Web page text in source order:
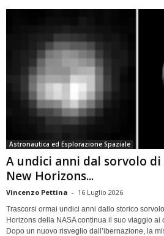
Astronautica ed Esplorazione Spaziale
A undici anni dal sorvolo
New Horizons...
Vincenzo Pettina - 16 Luglio 2026
Trascorsi ormai undici anni dallo storico
Horizons della NASA continua il suo viaggio ai
Dopo un nuovo risveglio dall’ibernazione, la